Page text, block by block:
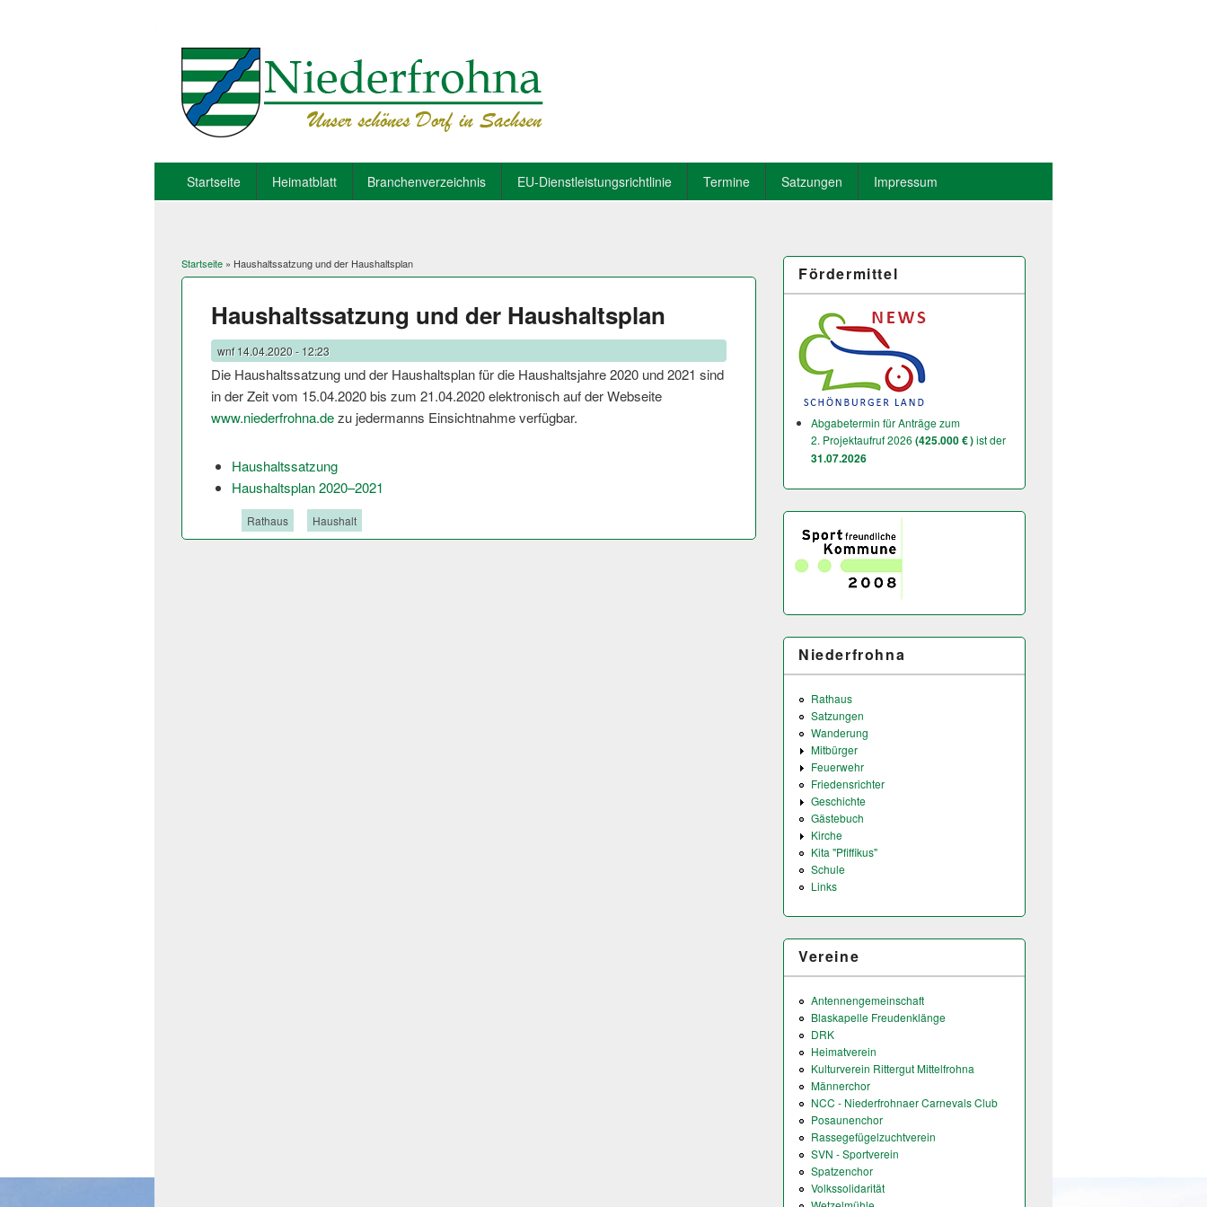
Startseite Heimatblatt Branchenverzeichnis EU-Dienstleistungsrichtlinie Termine Satzungen Impressum
Sie sind hier
Startseite » Haushaltssatzung und der Haushaltsplan
Haushaltssatzung und der Haushaltsplan
wnf14.04.2020 - 12:23
Die Haushaltssatzung und der Haushaltsplan für die Haushaltsjahre 2020 und 2021 sind
in der Zeit vom 15.04.2020 bis zum 21.04.2020 elek­tronisch auf der Webseite
www.niederfrohna.dezu jedermanns Einsichtnahme verfügbar.
Haushaltssatzung
Haushaltsplan 2020–2021
Rathaus Haushalt
Fördermittel
Abgabetermin für Anträge zum
2. Projektaufruf 2026 (425.000 € )ist der
31.07.2026
Niederfrohna
Rathaus
Satzungen
Wanderung
Mitbürger
Feuerwehr
Friedensrichter
Geschichte
Gästebuch
Kirche
Kita "Pfiffikus"
Schule
Links
Vereine
Antennengemeinschaft
Blaskapelle Freudenklänge
DRK
Heimatverein
Kulturverein Rittergut Mittelfrohna
Männerchor
NCC - Niederfrohnaer Carnevals Club
Posaunenchor
Rassegefügelzuchtverein
SVN - Sportverein
Spatzenchor
Volkssolidarität